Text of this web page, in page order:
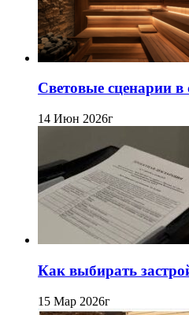
Световые сценарии в
14 Июн 2026г
Как выбирать
15 Мар 2026г